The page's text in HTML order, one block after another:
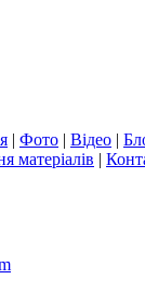
| Фото | Відео |
матеріалів |